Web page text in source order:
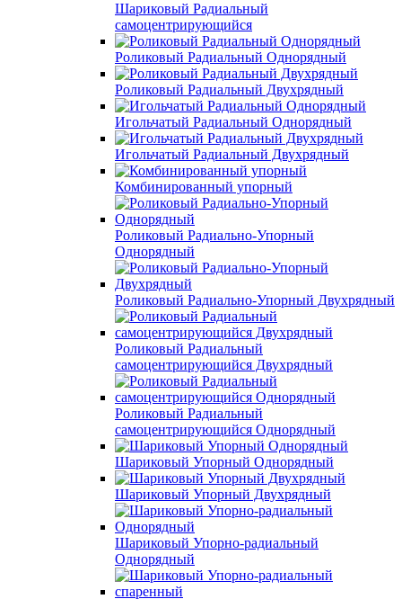
Шариковый Радиальный
самоцентрирующийся
Роликовый Радиальный Однорядный
Роликовый Радиальный Двухрядный
Игольчатый Радиальный Однорядный
Игольчатый Радиальный Двухрядный
Комбинированный упорный
Роликовый Радиально-Упорный
Однорядный
Роликовый Радиально-Упорный Двухрядный
Роликовый Радиальный
самоцентрирующийся Двухрядный
Роликовый Радиальный
самоцентрирующийся Однорядный
Шариковый Упорный Однорядный
Шариковый Упорный Двухрядный
Шариковый Упорно-радиальный
Однорядный